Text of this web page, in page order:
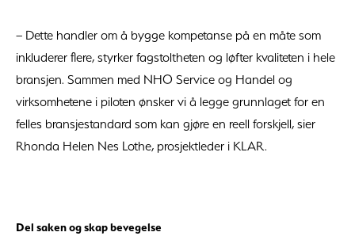
– Dette handler om å bygge kompetanse på en måte som
inkluderer flere, styrker fagstoltheten og løfter kvaliteten i hele
bransjen. Sammen med NHO Service og Handel og
virksomhetene i piloten ønsker vi å legge grunnlaget for en
felles bransjestandard som kan gjøre en reell forskjell, sier
Rhonda Helen Nes Lothe, prosjektleder i KLAR.
Del saken og skap bevegelse